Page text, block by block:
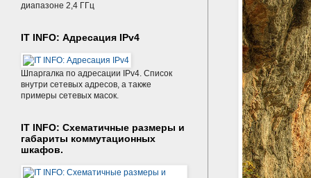
диапазоне 2,4 ГГц
IT INFO: Адресация IPv4
Шпаргалка по адресации IPv4. Список
внутри сетевых адресов, а также
примеры сетевых масок.
IT INFO: Схематичные размеры и
габариты коммутационных
шкафов.